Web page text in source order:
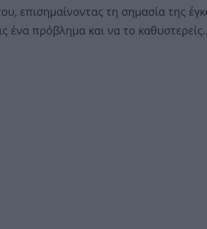
επισημαίνοντας τη σημασία της
ένα πρόβλημα και να το